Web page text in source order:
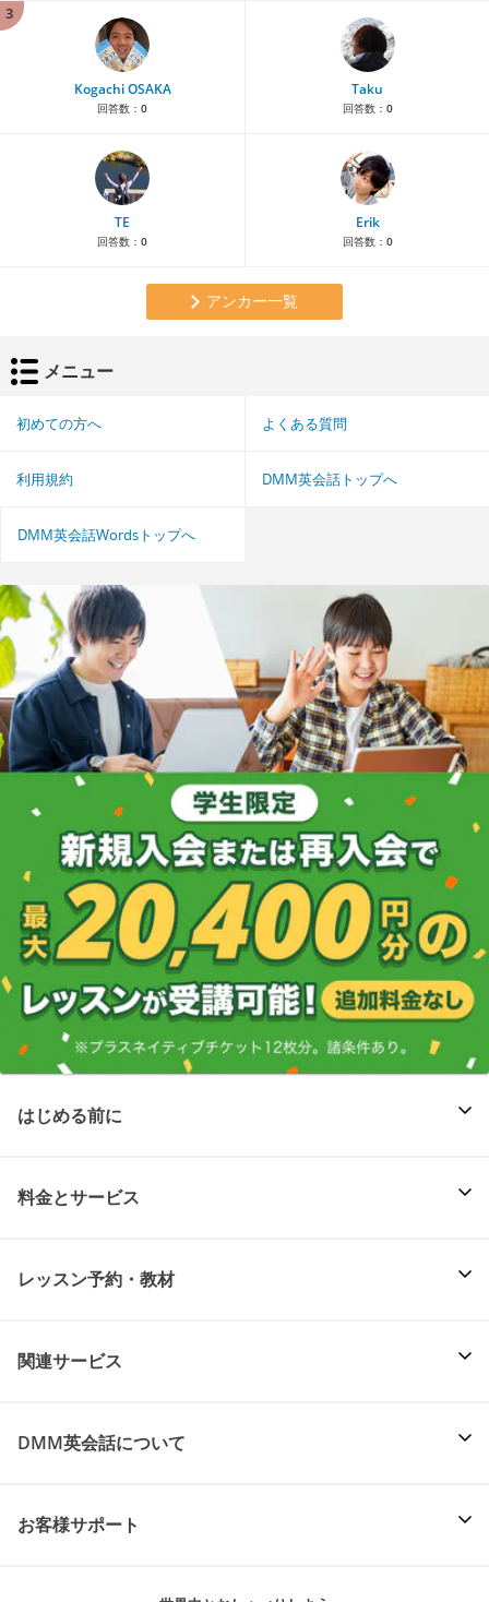
3
Kogachi OSAKA
回答数： 0
Taku
回答数： 0
TE
回答数： 0
Erik
回答数： 0
アンカー一覧
メニュー
初めての方へ よくある質問
利用規約 DMM英会話トップへ
DMM英会話Wordsトップへ
はじめる前に
料金とサービス
レッスン予約・教材
関連サービス
DMM英会話について
お客様サポート